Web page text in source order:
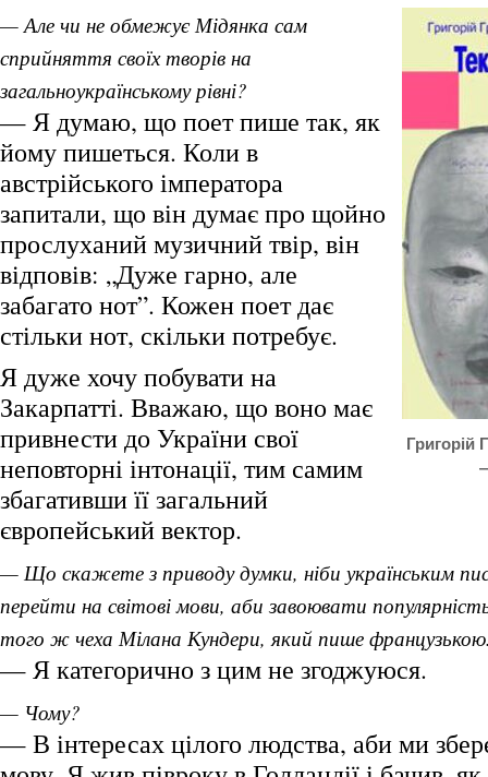
Григорій
— Але чи не обмежує Мідянка сам
сприйняття своїх творів на
загальноукраїнському рівні?
— Я думаю, що поет пише так, як
йому пишеться. Коли в
австрійського імператора
запитали, що він думає про щойно
прослуханий музичний твір, він
відповів: „Дуже гарно, але
забагато нот”. Кожен поет дає
стільки нот, скільки потребує.
Я дуже хочу побувати на
Закарпатті. Вважаю, що воно має
привнести до України свої
неповторні інтонації, тим самим
збагативши її загальний
європейський вектор.
— Що скажете з приводу думки, ніби українським
перейти на світові мови, аби завоювати
того ж чеха Мілана Кундери, який пише
— Я категорично з цим не згоджуюся.
— Чому?
— В інтересах цілого людства, аби ми